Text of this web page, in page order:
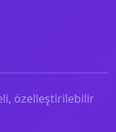
özelleştirilebilir